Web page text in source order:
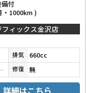
付
・1000km )
ィックス金沢店
排気 660cc
リック 修復 無